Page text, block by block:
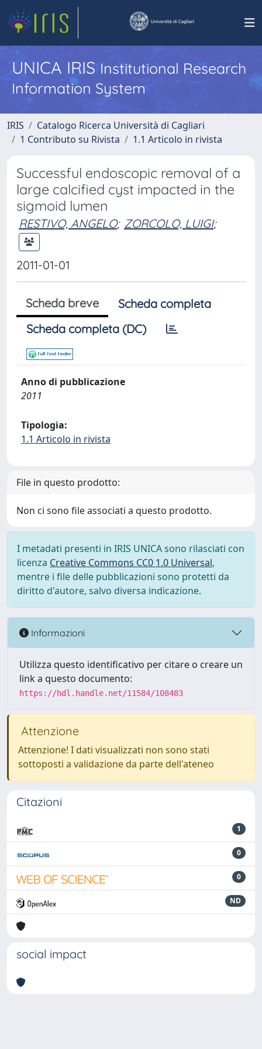
UNICA IRISInstitutional Research
Information System
IRIS
Catalogo Ricerca Università di Cagliari
1 Contributo su Rivista
1.1 Articolo in rivista
Successful endoscopic removal of a
large calcified cyst impacted in the
sigmoid lumen
RESTIVO, ANGELO; ZORCOLO, LUIGI;
2011-01-01
Scheda breve
Scheda completa
Scheda completa (DC)
Anno di pubblicazione
2011
Tipologia:
1.1 Articolo in rivista
File in questo prodotto:
Non ci sono file associati a questo prodotto.
I metadati presenti in IRIS UNICA sono rilasciati con
licenza Creative Commons CC0 1.0 Universal,
mentre i file delle pubblicazioni sono protetti da
diritto d'autore, salvo diversa indicazione.
Informazioni
Utilizza questo identificativo per citare o creare un
link a questo documento:
https://hdl.handle.net/11584/108483
Attenzione
Attenzione! I dati visualizzati non sono stati
sottoposti a validazione da parte dell'ateneo
Citazioni
1
0
0
ND
social impact